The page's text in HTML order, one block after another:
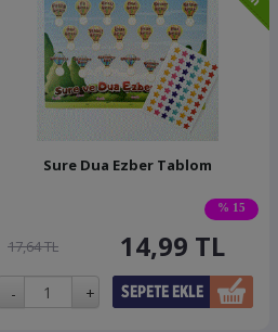
% 15
Sure Dua Ezber Tablom
17,64 TL 14,99 TL